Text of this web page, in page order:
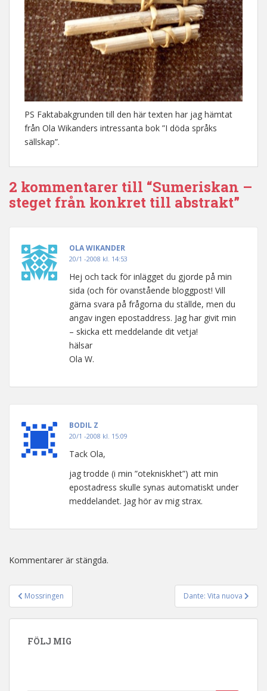
PS Faktabakgrunden till den här texten har jag hämtat
från Ola Wikanders intressanta bok ”I döda språks
sällskap”.
2 kommentarer till “Sumeriskan –
steget från konkret till abstrakt”
OLA WIKANDER
20/1 -2008 kl. 14:53
Hej och tack för inlägget du gjorde på min
sida (och för ovanstående bloggpost! Vill
gärna svara på frågorna du ställde, men du
angav ingen epostaddress. Jag har givit min
– skicka ett meddelande dit vetja!
hälsar
Ola W.
BODIL Z
20/1 -2008 kl. 15:09
Tack Ola,
jag trodde (i min ”otekniskhet”) att min
epostadress skulle synas automatiskt under
meddelandet. Jag hör av mig strax.
Kommentarer är stängda.
Inläggsnavigering
Mossringen Dante: Vita nuova
FÖLJ MIG